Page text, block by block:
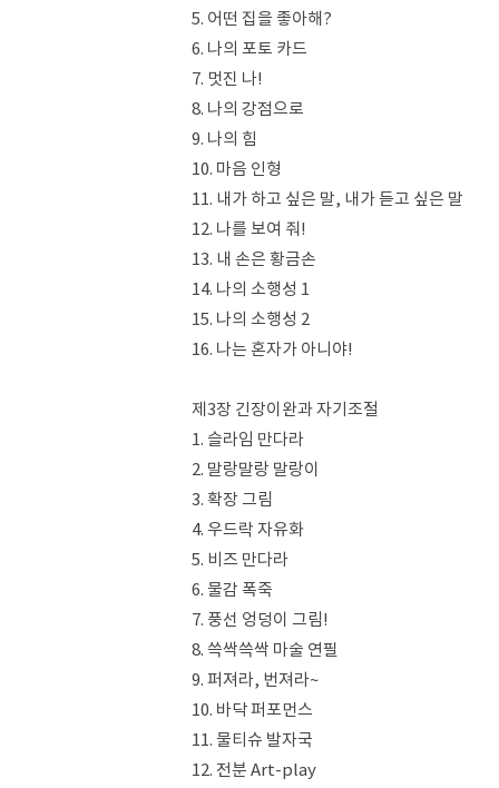
5. 어떤 집을 좋아해?
6. 나의 포토 카드
7. 멋진 나!
8. 나의 강점으로
9. 나의 힘
10. 마음 인형
11. 내가 하고 싶은 말, 내가 듣고 싶은 말
12. 나를 보여 줘!
13. 내 손은 황금손
14. 나의 소행성 1
15. 나의 소행성 2
16. 나는 혼자가 아니야!
제3장 긴장이완과 자기조절
1. 슬라임 만다라
2. 말랑말랑 말랑이
3. 확장 그림
4. 우드락 자유화
5. 비즈 만다라
6. 물감 폭죽
7. 풍선 엉덩이 그림!
8. 쓱싹쓱싹 마술 연필
9. 퍼져라, 번져라~
10. 바닥 퍼포먼스
11. 물티슈 발자국
12. 전분 Art-play